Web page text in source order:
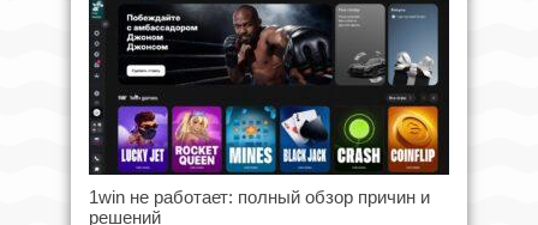
1win не работает: полный обзор причин и
решений